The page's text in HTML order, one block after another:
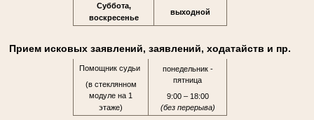
Суббота,
воскресенье
выходной
Прием исковых заявлений, заявлений, ходатайств и пр.
Помощник судьи
(в стеклянном
модуле на 1
этаже)
понедельник -
пятница
9:00 – 18:00
(без перерыва)